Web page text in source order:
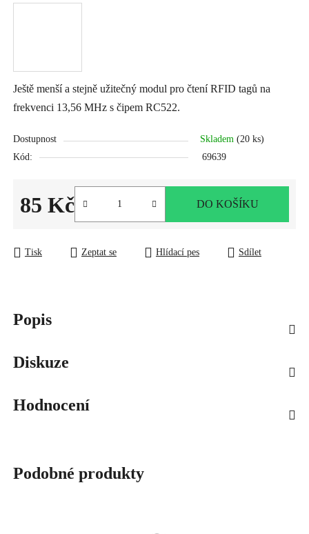
Ještě menší a stejně užitečný modul pro čtení RFID tagů na
frekvenci 13,56 MHz s čipem RC522.
Dostupnost Skladem (20 ks)
Kód:
69639
85 Kč DO KOŠÍKU
Tisk Zeptat se Hlídací pes Sdílet
Popis
Diskuze
Hodnocení
Podobné produkty